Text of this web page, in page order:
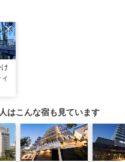
はこんな宿も見ています